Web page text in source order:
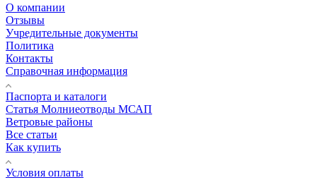
О компании
Отзывы
Учредительные документы
Политика
Контакты
Справочная информация
Паспорта и каталоги
Статья Молниеотводы МСАП
Ветровые районы
Все статьи
Как купить
Условия оплаты